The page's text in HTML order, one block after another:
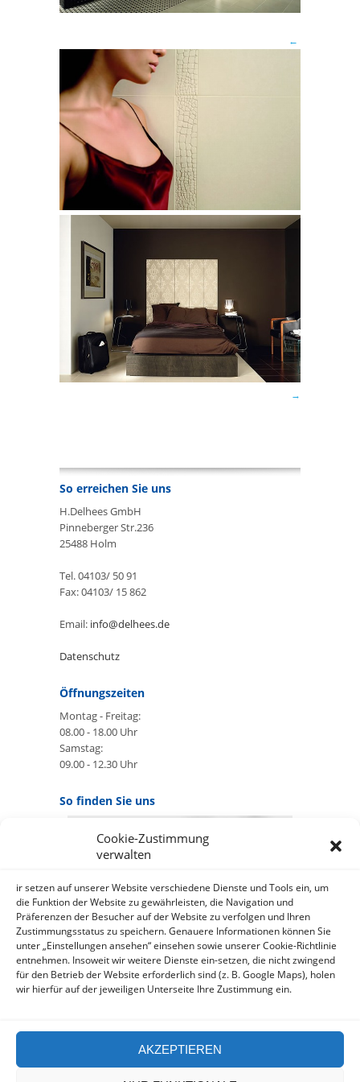
Cookie-Zustimmung
verwalten
ir setzen auf unserer Website verschiedene Dienste und Tools ein, um
die Funktion der Website zu gewährleisten, die Navigation und
Präferenzen der Besucher auf der Website zu verfolgen und Ihren
Zustimmungsstatus zu speichern. Genauere Informationen können Sie
unter „Einstellungen ansehen“ einsehen sowie unserer Cookie-Richtlinie
entnehmen. Insoweit wir weitere Dienste ein-setzen, die nicht zwingend
für den Betrieb der Website erforderlich sind (z. B. Google Maps), holen
wir hierfür auf der jeweiligen Unterseite Ihre Zustimmung ein.
AKZEPTIEREN
So erreichen Sie uns
H.Delhees GmbH
Pinneberger Str.236
25488 Holm
Tel. 04103/ 50 91
Fax: 04103/ 15 862
Email: info@delhees.de
Datenschutz
Öffnungszeiten
Montag - Freitag:
08.00 - 18.00 Uhr
Samstag:
09.00 - 12.30 Uhr
So finden Sie uns
GOOGLE MAPS:
AKZEPTIEREN
Anbieter: Google Ireland Limited
Bei der Nutzung dieses Dienstes
werden Daten an Google
über¬mittelt, außer¬dem ist es
wahr-scheinlich dass Google Daten
(z.B. Cookies) auf Ihrem Gerät
https://policies.google.com/privacy?
hl=de&gl=de